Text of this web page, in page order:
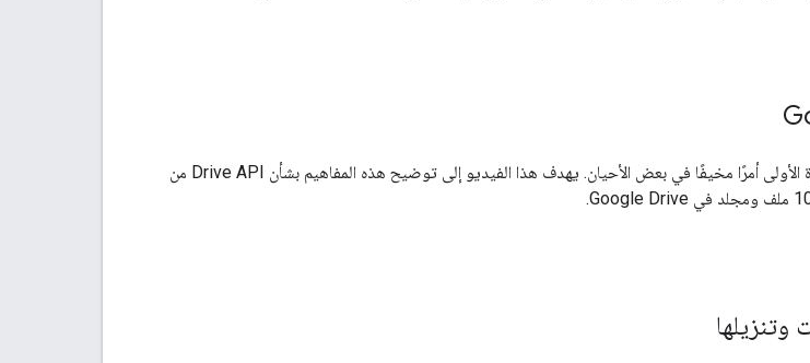
قد يكون استخدام واجهة برمجة التطبيقات للمرة الأولى أمرًا مخيفًا في بعض الأحيان. يهدف هذا الفيديو إلى توضيح هذه المفاهيم بشأن Drive API من